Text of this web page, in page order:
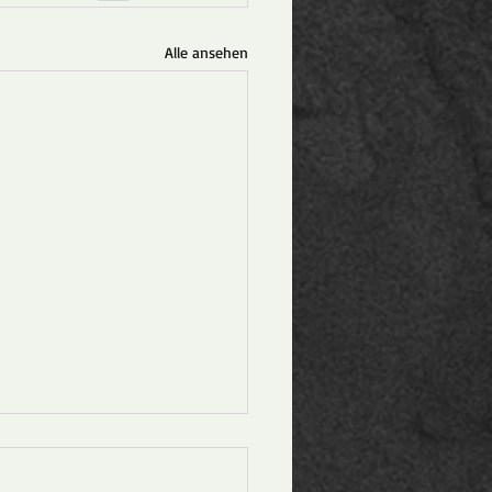
Alle ansehen
zur